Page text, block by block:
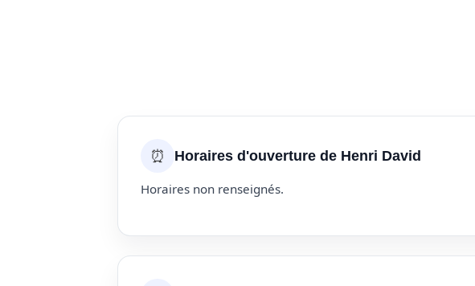
⏰ Horaires d'ouverture de Henri David
Horaires non renseignés.